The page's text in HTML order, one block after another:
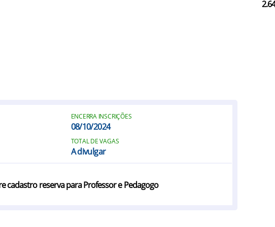
ENCERRA INSCRIÇÕES
08/10/2024
TOTAL DE VAGAS
A divulgar
cadastro reserva para Professor e Pedagogo